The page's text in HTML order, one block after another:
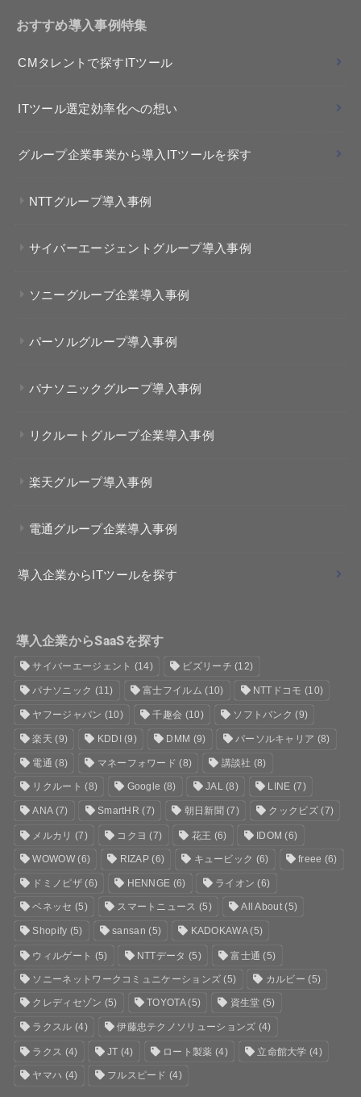
おすすめ導入事例特集
CMタレントで探すITツール
ITツール選定効率化への想い
グループ企業事業から導入ITツールを探す
NTTグループ導入事例
サイバーエージェントグループ導入事例
ソニーグループ企業導入事例
パーソルグループ導入事例
パナソニックグループ導入事例
リクルートグループ企業導入事例
楽天グループ導入事例
電通グループ企業導入事例
導入企業からITツールを探す
導入企業からSaaSを探す
サイバーエージェント (14) ビズリーチ (12)
パナソニック (11) 富士フイルム (10) NTTドコモ (10)
ヤフージャパン (10) 千趣会 (10) ソフトバンク (9)
楽天 (9) KDDI (9) DMM (9) パーソルキャリア (8)
電通 (8) マネーフォワード (8) 講談社 (8)
リクルート (8) Google (8) JAL(8) LINE (7)
ANA(7) SmartHR (7) 朝日新聞 (7) クックビズ(7)
メルカリ (7) コクヨ (7) 花王 (6) IDOM (6)
WOWOW(6) RIZAP (6) キュービック (6) freee (6)
ドミノピザ(6) HENNGE (6) ライオン (6)
ベネッセ (5) スマートニュース (5) All About(5)
Shopify (5) sansan (5) KADOKAWA(5)
ウィルゲート (5) NTTデータ (5) 富士通 (5)
ソニーネットワークコミュニケーションズ (5) カルビー (5)
クレディセゾン (5) TOYOTA(5) 資生堂 (5)
ラクスル (4) 伊藤忠テクノソリューションズ (4)
ラクス (4) JT (4) ロート製薬 (4) 立命館大学 (4)
ヤマハ (4) フルスピード (4)